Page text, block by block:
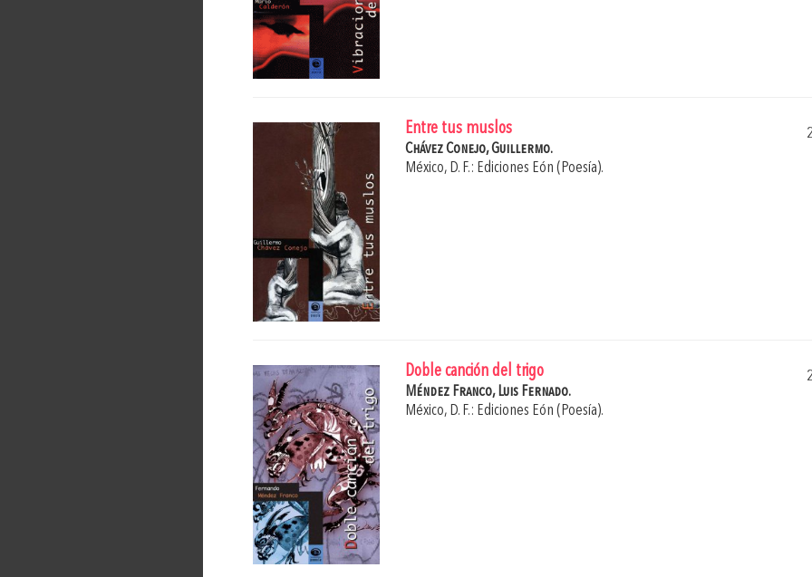
Entre tus muslos
Chávez Conejo, Guillermo.
México, D. F.: Ediciones Eón (Poesía).
Doble canción del trigo
Méndez Franco, Luis Fernado.
México, D. F.: Ediciones Eón (Poesía).